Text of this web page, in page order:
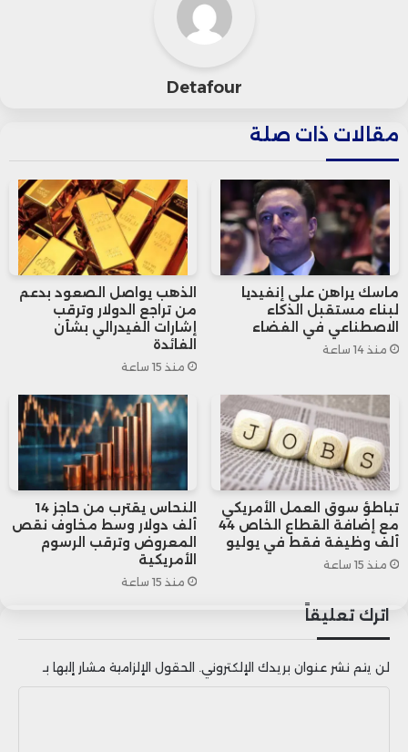
شيفشوفيتش” قد أثار تساؤلات حول هذا القرار.
يُشير هذا التطور إلى تأثير التهديدات الصادرة
عن الرئيس الأمريكي دونالد ترامب، الذي هدد
بالرد على أي إجراءات أوروبية تستهدف شركات
التكنولوجيا الكبرى في بلاده.
وفي المقابل، لم يلقَ القرار ترحيبًا لدى البعض
في أوروبا. فقد وصفت لجنة مكافحة الاحتكار
الألمانية تأجيل الإعلان بأنه “سابقة مثيرة
للقلق”، وذلك فيما يتعلق باستقلالية سياسات
المنافسة الأوروبية.
وقال رئيس اللجنة، “تومازو دوسو”، في بيان:
“حماية المنافسة يجب ألا تتحول إلى ورقة بيد
إدارة ترامب”.
Detafour
مقالات ذات صلة
ماسك يراهن على إنفيديا
لبناء مستقبل الذكاء
الاصطناعي في الفضاء
منذ 14 ساعة
الذهب يواصل الصعود بدعم
من تراجع الدولار وترقب
إشارات الفيدرالي بشأن
الفائدة
منذ 15 ساعة
تباطؤ سوق العمل الأمريكي
مع إضافة القطاع الخاص 44
ألف وظيفة فقط في يوليو
منذ 15 ساعة
النحاس يقترب من حاجز 14
ألف دولار وسط مخاوف نقص
المعروض وترقب الرسوم
الأمريكية
منذ 15 ساعة
اترك تعليقاً
لن يتم نشر عنوان بريدك الإلكتروني. الحقول الإلزامية مشار إليها بـ